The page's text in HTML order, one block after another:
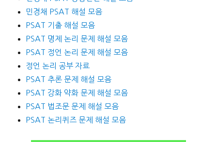
민경채 PSAT 해설 모음
PSAT 기출 해설 모음
PSAT 명제 논리 문제 해설 모음
PSAT 정언 논리 문제 해설 모음
정언 논리 공부 자료
PSAT 추론 문제 해설 모음
PSAT 강화 약화 문제 해설 모음
PSAT 법조문 문제 해설 모음
PSAT 논리퀴즈 문제 해설 모음